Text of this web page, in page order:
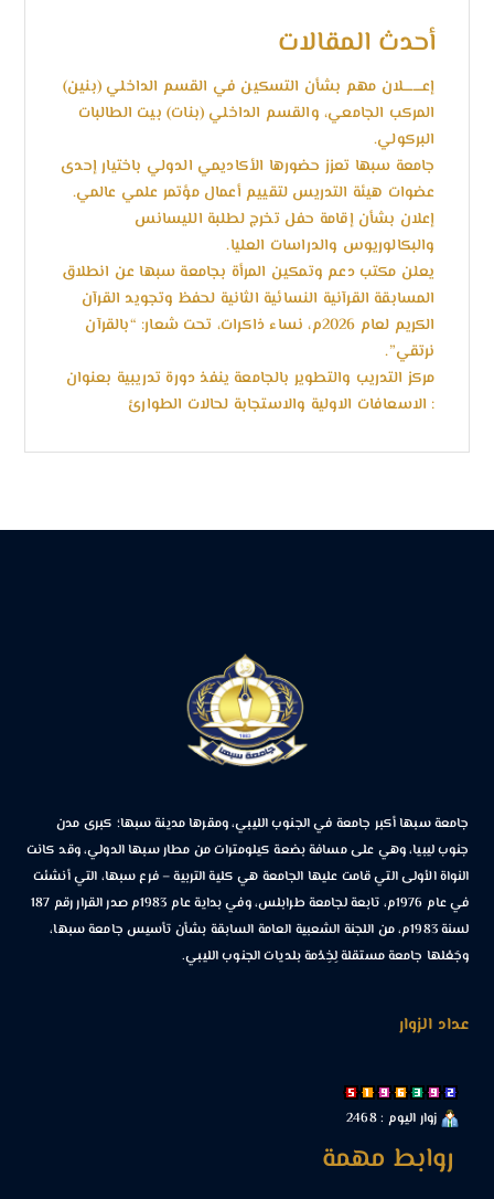
أحدث المقالات
إعــــــــلان مهم بشأن التسكين في القسم الداخلي (بنين)
المركب الجامعي، والقسم الداخلي (بنات) بيت الطالبات
البركولي.
جامعة سبها تعزز حضورها الأكاديمي الدولي باختيار إحدى
عضوات هيئة التدريس لتقييم أعمال مؤتمر علمي عالمي.
إعلان بشأن إقامة حفل تخرج لطلبة الليسانس
والبكالوريوس والدراسات العليا.
يعلن مكتب دعم وتمكين المرأة بجامعة سبها عن انطلاق
المسابقة القرآنية النسائية الثانية لحفظ وتجويد القرآن
الكريم لعام 2026م، نساء ذاكرات، تحت شعار: “بالقرآن
نرتقي”.
مركز التدريب والتطوير بالجامعة ينفذ دورة تدريبية بعنوان
: الاسعافات الاولية والاستجابة لحالات الطوارئ
جامعة سبها أكبر جامعة في الجنوب الليبي، ومقرها مدينة سبها؛ كبرى مدن
جنوب ليبيا، وهي على مسافة بضعة كيلومترات من مطار سبها الدولي، وقد كانت
النواة الأولى التي قامت عليها الجامعة هي كلية التربية – فرع سبها، التي أنشئت
في عام 1976م، تابعة لجامعة طرابلس، وفي بداية عام 1983م صدر القرار رقم 187
لسنة 1983م، من اللجنة الشعبية العامة السابقة بشأن تأسيس جامعة سبها،
وجَعْلها جامعة مستقلة لِخِدْمة بلديات الجنوب الليبي.
عداد الزوار
زوار اليوم : 2468
روابط مهمة